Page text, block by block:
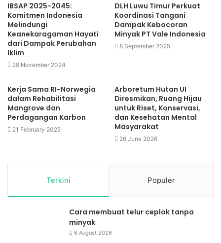
IBSAP 2025-2045:
Komitmen Indonesia
Melindungi
Keanekaragaman Hayati
dari Dampak Perubahan
Iklim
29 November 2024
DLH Luwu Timur Perkuat
Koordinasi Tangani
Dampak Kebocoran
Minyak PT Vale Indonesia
8 September 2025
Kerja Sama RI-Norwegia
dalam Rehabilitasi
Mangrove dan
Perdagangan Karbon
21 February 2025
Arboretum Hutan UI
Diresmikan, Ruang Hijau
untuk Riset, Konservasi,
dan Kesehatan Mental
Masyarakat
26 June 2026
Terkini Populer
Cara membuat telur ceplok tanpa
minyak
6 August 2026